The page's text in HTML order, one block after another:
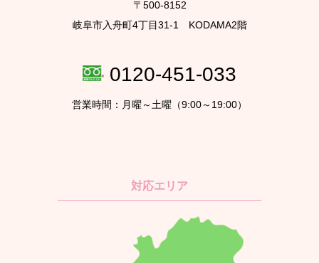
〒500-8152
岐阜市入舟町4丁目31-1 KODAMA2階
0120-451-033
営業時間：月曜～土曜（9:00～19:00）
対応エリア